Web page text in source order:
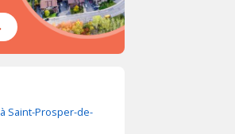
Saint-Prosper-de-